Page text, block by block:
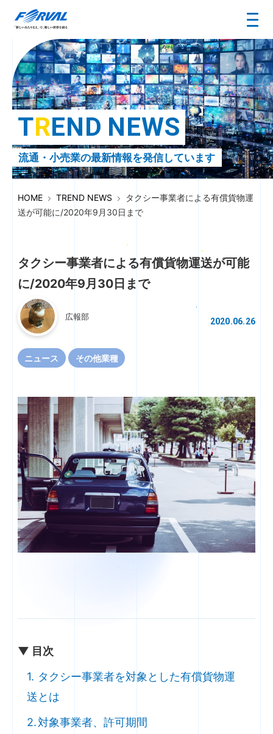
TREND NEWS
流通・小売業の最新情報を発信しています
HOME TREND NEWS
タクシー事業者による有償貨物運
送が可能に/2020年9月30日まで
タクシー事業者による有償貨物運送が可能
に/2020年9月30日まで
広報部 2020.06.26
ニュース その他業種
▼ 目次
タクシー事業者を対象とした有償貨物運
送とは
対象事業者、許可期間